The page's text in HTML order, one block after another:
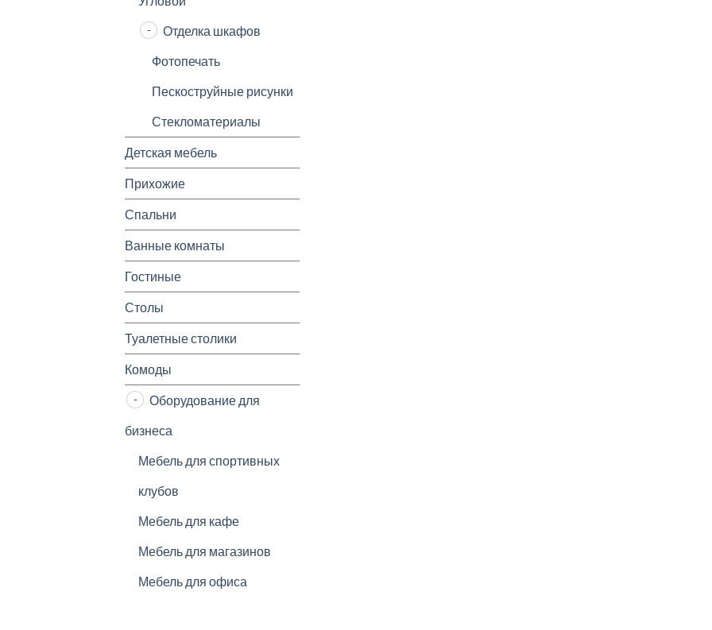
Отделка шкафов
Фотопечать
Пескоструйные рисунки
Стекломатериалы
Детская мебель
Прихожие
Спальни
Ванные комнаты
Гостиные
Столы
Туалетные столики
Комоды
Оборудование для
бизнеса
Мебель для спортивных
клубов
Мебель для кафе
Мебель для магазинов
Мебель для офиса